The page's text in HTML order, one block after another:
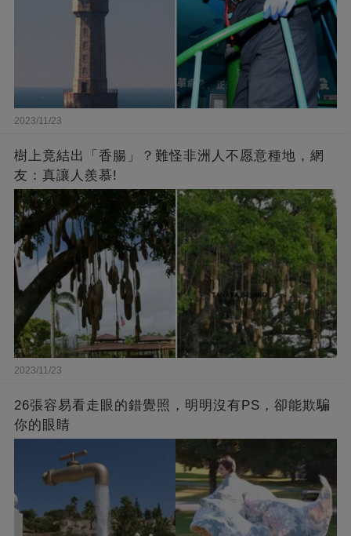
2023/11/23
樹上竟結出「香腸」？難怪非洲人不愿意種地，網
友：真讓人羨慕!
2023/11/23
26張容易看走眼的錯覺照，明明沒有PS，卻能欺騙
你的眼睛